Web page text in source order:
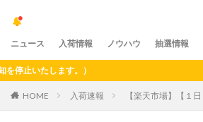
ニュース 入荷情報 ノウハウ 抽選情報
いたします。）
HOME 入荷速報 【楽天市場】【１